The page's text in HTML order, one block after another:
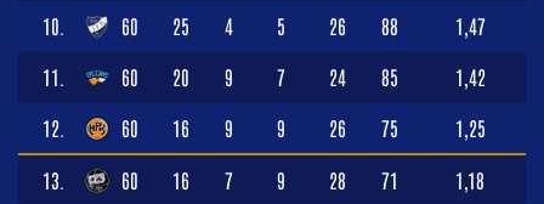
10. 60 25 4 5 26 88 1,47
11. 60 20 9 7 24 85 1,42
12. 60 16 9 9 26 75 1,25
13. 60 16 7 9 28 71 1,18